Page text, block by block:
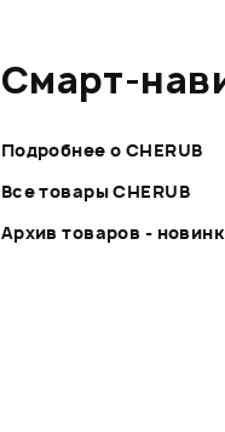
Смарт-
Подробнее о CHERUB
Все товары CHERUB
Архив товаров -